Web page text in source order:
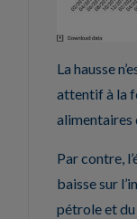
La hausse
attentif à la
alimentaires
Par contre,
baisse sur
pétrole et du